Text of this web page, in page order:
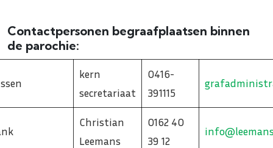
Contactpersonen begraafplaatsen binnen
de parochie:
kern
secretariaat
0416-
391115
Christian
Leemans
0162 40
39 12